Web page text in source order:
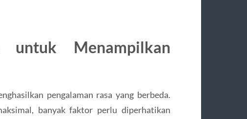
untuk Menampilkan
pengalaman rasa yang berbeda.
banyak faktor perlu diperhatikan